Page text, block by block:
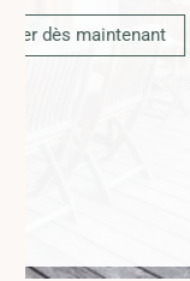
Réserver